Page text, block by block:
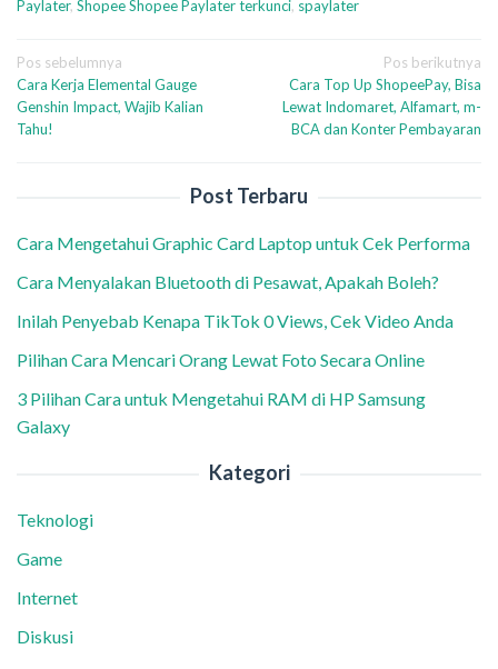
Paylater, Shopee Shopee Paylater terkunci, spaylater
Navigasi
pos
Pos sebelumnya
Cara Kerja Elemental Gauge
Genshin Impact, Wajib Kalian
Tahu!
Pos berikutnya
Cara Top Up ShopeePay, Bisa
Lewat Indomaret, Alfamart, m-
BCA dan Konter Pembayaran
Post Terbaru
Cara Mengetahui Graphic Card Laptop untuk Cek Performa
Cara Menyalakan Bluetooth di Pesawat, Apakah Boleh?
Inilah Penyebab Kenapa TikTok 0 Views, Cek Video Anda
Pilihan Cara Mencari Orang Lewat Foto Secara Online
3 Pilihan Cara untuk Mengetahui RAM di HP Samsung
Galaxy
Kategori
Teknologi
Game
Internet
Diskusi